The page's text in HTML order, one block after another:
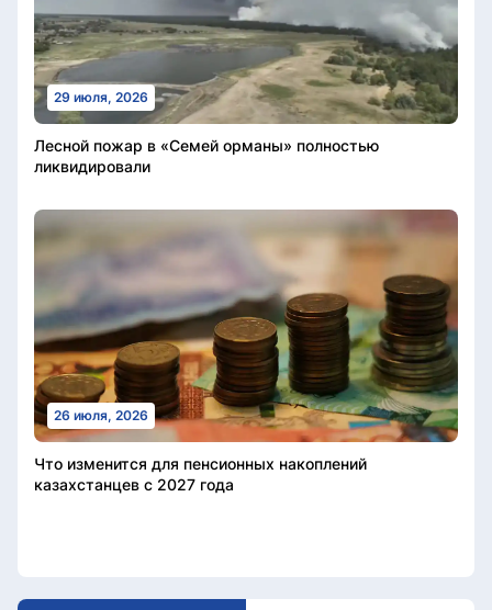
29 июля, 2026
Лесной пожар в «Семей орманы» полностью
ликвидировали
26 июля, 2026
Что изменится для пенсионных накоплений
казахстанцев с 2027 года